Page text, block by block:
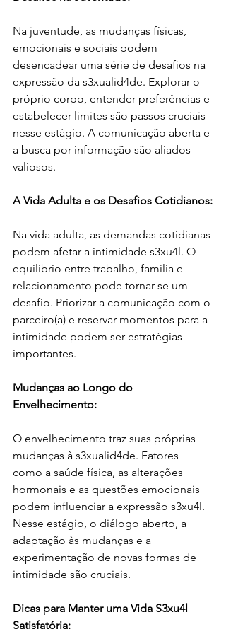
Na juventude, as mudanças físicas,
emocionais e sociais podem
desencadear uma série de desafios na
expressão da s3xualid4de. Explorar o
próprio corpo, entender preferências e
estabelecer limites são passos cruciais
nesse estágio. A comunicação aberta e
a busca por informação são aliados
valiosos.
A Vida Adulta e os Desafios Cotidianos:
Na vida adulta, as demandas cotidianas
podem afetar a intimidade s3xu4l. O
equilíbrio entre trabalho, família e
relacionamento pode tornar-se um
desafio. Priorizar a comunicação com o
parceiro(a) e reservar momentos para a
intimidade podem ser estratégias
importantes.
Mudanças ao Longo do
Envelhecimento:
O envelhecimento traz suas próprias
mudanças à s3xualid4de. Fatores
como a saúde física, as alterações
hormonais e as questões emocionais
podem influenciar a expressão s3xu4l.
Nesse estágio, o diálogo aberto, a
adaptação às mudanças e a
experimentação de novas formas de
intimidade são cruciais.
Dicas para Manter uma Vida S3xu4l
Satisfatória: